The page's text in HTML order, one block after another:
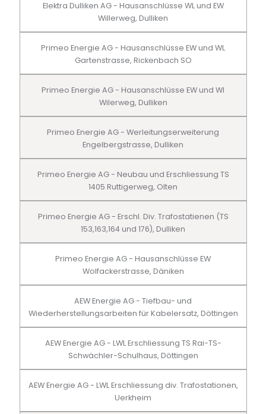
Elektra Dulliken AG - Hausanschlüsse WL und EW
Willerweg, Dulliken
Primeo Energie AG - Hausanschlüsse EW und WL
Gartenstrasse, Rickenbach SO
Primeo Energie AG - Hausanschlüsse EW und Wl
Wilerweg, Dulliken
Primeo Energie AG - Werleitungserweiterung
Engelbergstrasse, Dulliken
Primeo Energie AG - Neubau und Erschliessung TS
1405 Ruttigerweg, Olten
Primeo Energie AG - Erschl. Div. Trafostatienen (TS
153,163,164 und 176), Dulliken
Primeo Energie AG - Hausanschlüsse EW
Wolfackerstrasse, Däniken
AEW Energie AG - Tiefbau- und
Wiederherstellungsarbeiten für Kabelersatz, Döttingen
AEW Energie AG - LWL Erschliessung TS Rai-TS-
Schwächler-Schulhaus, Döttingen
AEW Energie AG - LWL Erschliessung div. Trafostationen,
Uerkheim